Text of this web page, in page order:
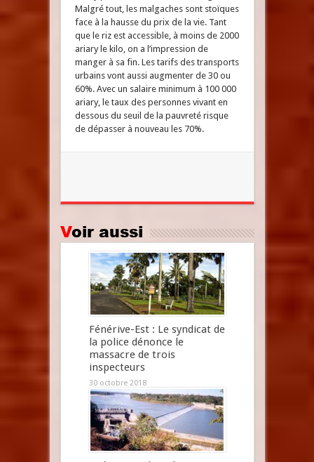
Malgré tout, les malgaches sont stoïques
face à la hausse du prix de la vie. Tant
que le riz est accessible, à moins de 2000
ariary le kilo, on a l’impression de
manger à sa fin. Les tarifs des transports
urbains vont aussi augmenter de 30 ou
60%. Avec un salaire minimum à 100 000
ariary, le taux des personnes vivant en
dessous du seuil de la pauvreté risque
de dépasser à nouveau les 70%.
Voir aussi
Fénérive-Est : Le syndicat de
la police dénonce le
massacre de trois
inspecteurs
30 octobre 2018